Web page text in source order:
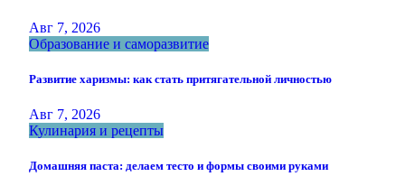
Авг 7, 2026
Образование и саморазвитие
Развитие харизмы: как стать притягательной личностью
Авг 7, 2026
Кулинария и рецепты
Домашняя паста: делаем тесто и формы своими руками